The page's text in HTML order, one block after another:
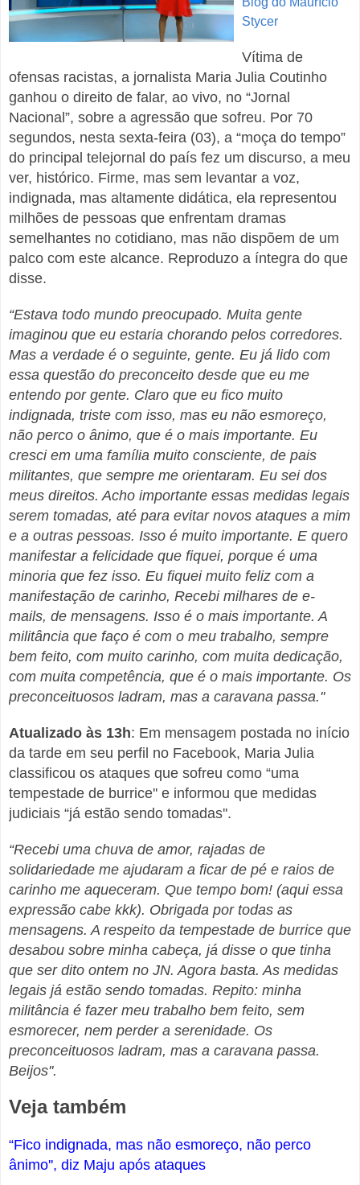
Stycer
Vítima de
ofensas racistas, a jornalista Maria Julia Coutinho
ganhou o direito de falar, ao vivo, no “Jornal
Nacional”, sobre a agressão que sofreu. Por 70
segundos, nesta sexta-feira (03), a “moça do tempo”
do principal telejornal do país fez um discurso, a meu
ver, histórico. Firme, mas sem levantar a voz,
indignada, mas altamente didática, ela representou
milhões de pessoas que enfrentam dramas
semelhantes no cotidiano, mas não dispõem de um
palco com este alcance. Reproduzo a íntegra do que
disse.
“Estava todo mundo preocupado. Muita gente
imaginou que eu estaria chorando pelos corredores.
Mas a verdade é o seguinte, gente. Eu já lido com
essa questão do preconceito desde que eu me
entendo por gente. Claro que eu fico muito
indignada, triste com isso, mas eu não esmoreço,
não perco o ânimo, que é o mais importante. Eu
cresci em uma família muito consciente, de pais
militantes, que sempre me orientaram. Eu sei dos
meus direitos. Acho importante essas medidas legais
serem tomadas, até para evitar novos ataques a mim
e a outras pessoas. Isso é muito importante. E quero
manifestar a felicidade que fiquei, porque é uma
minoria que fez isso. Eu fiquei muito feliz com a
manifestação de carinho, Recebi milhares de e-
mails, de mensagens. Isso é o mais importante. A
militância que faço é com o meu trabalho, sempre
bem feito, com muito carinho, com muita dedicação,
com muita competência, que é o mais importante. Os
preconceituosos ladram, mas a caravana passa.''
Atualizado às 13h: Em mensagem postada no início
da tarde em seu perfil no Facebook, Maria Julia
classificou os ataques que sofreu como “uma
tempestade de burrice'' e informou que medidas
judiciais “já estão sendo tomadas''.
“Recebi uma chuva de amor, rajadas de
solidariedade me ajudaram a ficar de pé e raios de
carinho me aqueceram. Que tempo bom! (aqui essa
expressão cabe kkk). Obrigada por todas as
mensagens. A respeito da tempestade de burrice que
desabou sobre minha cabeça, já disse o que tinha
que ser dito ontem no JN. Agora basta. As medidas
legais já estão sendo tomadas. Repito: minha
militância é fazer meu trabalho bem feito, sem
esmorecer, nem perder a serenidade. Os
preconceituosos ladram, mas a caravana passa.
Beijos''.
Veja também
“Fico indignada, mas não esmoreço, não perco
ânimo'', diz Maju após ataques